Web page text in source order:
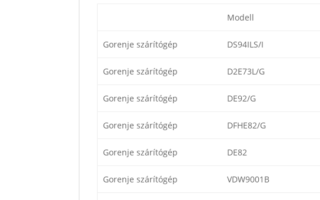
Modell
Gorenje szárítógép DS94ILS/I
Gorenje szárítógép D2E73L/G
Gorenje szárítógép DE92/G
Gorenje szárítógép DFHE82/G
Gorenje szárítógép DE82
Gorenje szárítógép VDW9001B